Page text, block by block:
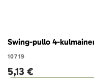
Swing-pullo 4-
10719
5,13 €